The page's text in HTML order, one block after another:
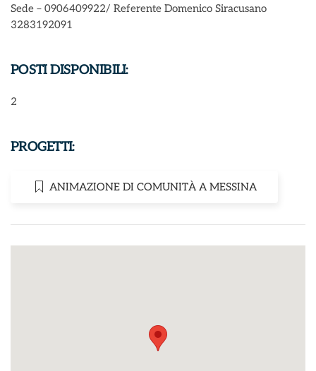
Sede – 0906409922/ Referente Domenico Siracusano
3283192091
POSTI DISPONIBILI:
2
PROGETTI:
ANIMAZIONE DI COMUNITÀ A MESSINA